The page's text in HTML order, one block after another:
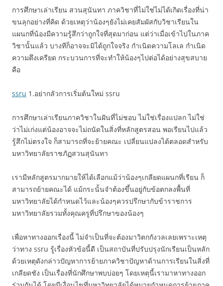
การศึกษาเล่าเรียน สวนสุนันทา ภาควิชาที่ไม่ใช่ไม่ได้เกิดเรื่องที่น่า
ขนลุกอย่างที่คิด ด้วยเหตุว่าน้องๆยังไม่เคยสัมผัสกับวิชาเรียนใน
แผนกที่น้องมีความรู้สึกว่าถูกใจที่สุดมาก่อน แต่ว่าเมื่อเข้าไปในภาค
วิชานั้นแล้ว บางทีก็อาจจะมิได้ถูกใจจริง กำเนิดความโลเล กำเนิด
ความตึงเครียด กระบวนการที่จะทำให้น้องๆไปต่อได้อย่างสุขสบาย
คือ
ssru 1.อย่ากลัวการเริ่มต้นใหม่ ssru
การศึกษาเล่าเรียนภาควิชาในฝันที่ไม่ชอบ ไม่ใช่เรื่องแปลก ไม่ใช่
ว่าไม่เก่งแต่น้องอาจจะไม่ถนัดในสิ่งที่หลักสูตรสอน พอเรียนไปแล้ว
รู้สึกไม่ตรงใจ ก็สามารถที่จะย้ายคณะ เปลี่ยนแปลงได้ตลอดสำหรับ
มหาวิทยาลัยราชภัฏสวนสุนันทา
เรามีหลักสูตรมากมายให้ได้เลือกแม้ว่าน้องๆเกลียดแผนกที่เรียน ก็
สามารถย้ายคณะได้ แม้กระนั้นจำต้องขึ้นอยู่กับข้อตกลงพื้นที่
มหาวิทยาลัยได้กำหนดไว้และน้องๆควรปรึกษากับข้าราชการ
มหาวิทยาลัยรวมทั้งคุณครูที่ปรึกษาของน้องๆ
เพื่อหาทางออกเรื่องนี้ ไม่จำเป็นที่จะต้องมาวิตกกังวลเลยเพราะเหตุ
ว่าทาง ssru รู้เรื่องหัวข้อนี้ดี เป็นสถาบันที่ปรับปรุงนักเรียนเป็นหลัก
ด้วยเหตุดังกล่าวปัญหาการย้ายภาควิชาปัญหาด้านการเรียนในสิ่งที่
เกลียดชัง เป็นเรื่องที่นักศึกษาพบบ่อยๆ โดยเหตุนี้เรามาหาทางออก